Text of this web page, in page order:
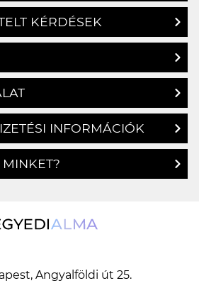
KÉRDÉSEK
INFORMÁCIÓK
MINKET?